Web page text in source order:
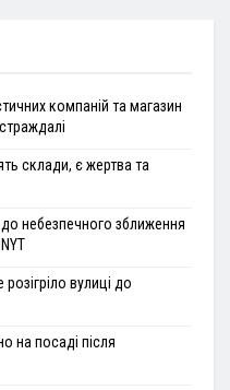
компаній та магазин
склади, є жертва та
небезпечного зближення
вулиці до
на посаді після